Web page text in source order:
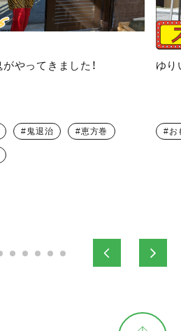
やってきました！
鬼退治 恵方巻
ゆ
お